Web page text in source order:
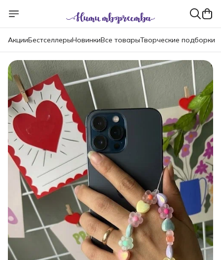
АкцииБестселлерыНовинкиВсе товарыТворческие подборки